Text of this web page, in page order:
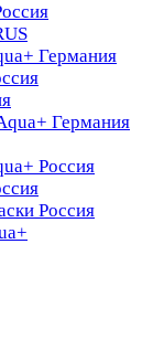
Германия
Германия
Россия
Россия